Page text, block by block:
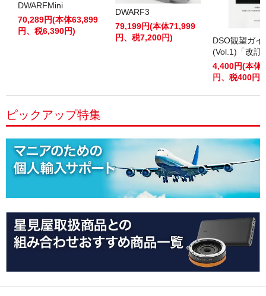
DWARFMini
70,289円(本体63,899
円、税6,390円)
DWARF3
79,199円(本体71,999
円、税7,200円)
DSO観望ガ
(Vol.1)「改訂
4,400円(本体
円、税400円)
ピックアップ特集